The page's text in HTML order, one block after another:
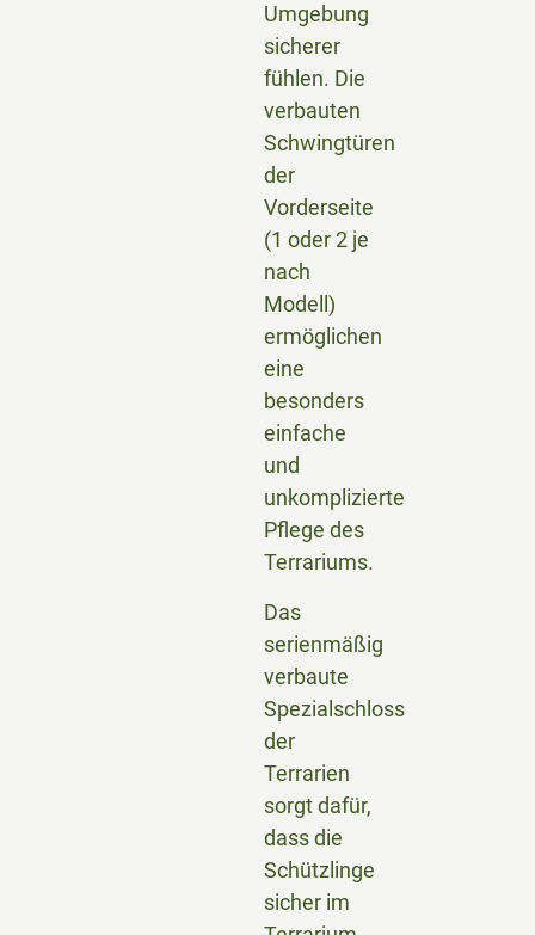
Umgebung
sicherer
fühlen. Die
verbauten
Schwingtüren
der
Vorderseite
(1 oder 2 je
nach
Modell)
ermöglichen
eine
besonders
einfache
und
unkomplizierte
Pflege des
Terrariums.
Das
serienmäßig
verbaute
Spezialschloss
der
Terrarien
sorgt dafür,
dass die
Schützlinge
sicher im